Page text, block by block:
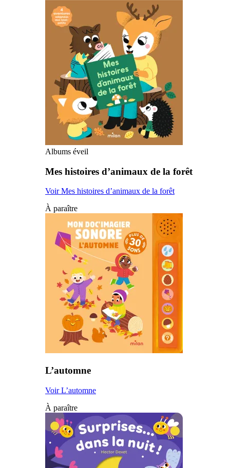
Albums éveil
Mes histoires d’animaux de la forêt
Voir Mes histoires d’animaux de la forêt
À paraître
L’automne
Voir L’automne
À paraître